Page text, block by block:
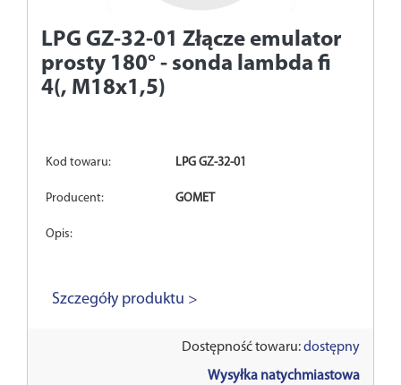
LPG GZ-32-01 Złącze emulator
prosty 180° - sonda lambda fi
4(, M18x1,5)
Kod towaru: LPG GZ-32-01
Producent: GOMET
Opis:
Szczegóły produktu >
Dostępność towaru:dostępny
Wysyłka natychmiastowa